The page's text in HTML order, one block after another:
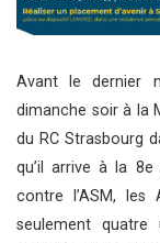
Avant le dernier
dimanche soir à la
du RC Strasbourg
qu’il arrive à la
contre l’ASM, les
seulement